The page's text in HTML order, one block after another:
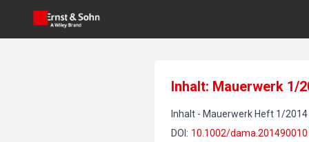
Inhalt: Mauerwerk 1/
Inhalt - Mauerwerk Heft 1/2014
DOI : 10.1002/dama.201490010